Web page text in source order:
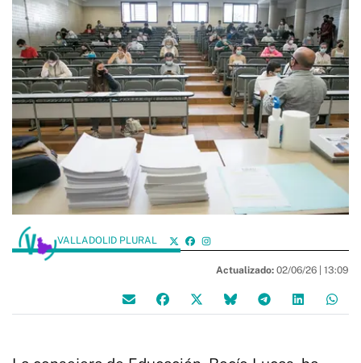
VALLADOLID PLURAL
Actualizado: 02/06/26 | 13:09